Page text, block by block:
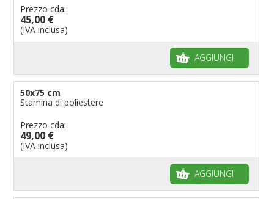
Prezzo cda:
45,00 €
(IVA inclusa)
AGGIUNGI
50x75 cm
Stamina di poliestere
Prezzo cda:
49,00 €
(IVA inclusa)
AGGIUNGI